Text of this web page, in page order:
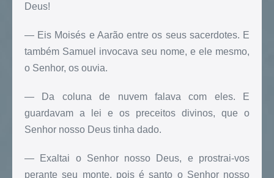
Deus!
— Eis Moisés e Aarão entre os seus sacerdotes. E
também Samuel invocava seu nome, e ele mesmo,
o Senhor, os ouvia.
— Da coluna de nuvem falava com eles. E
guardavam a lei e os preceitos divinos, que o
Senhor nosso Deus tinha dado.
— Exaltai o Senhor nosso Deus, e prostrai-vos
perante seu monte, pois é santo o Senhor nosso